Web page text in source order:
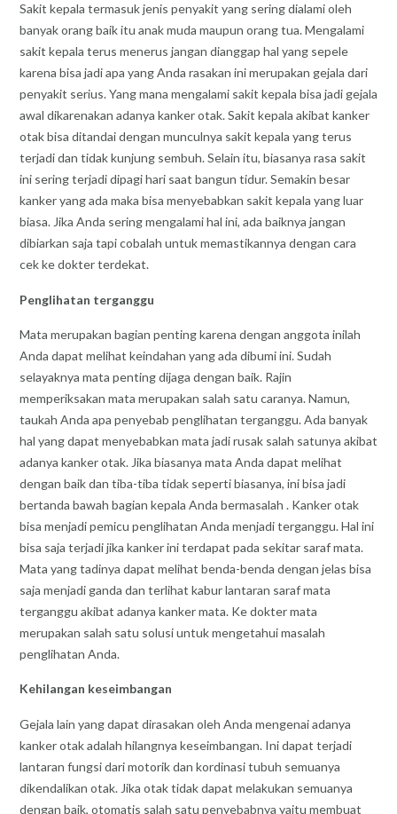
Sakit kepala termasuk jenis penyakit yang sering dialami oleh
banyak orang baik itu anak muda maupun orang tua. Mengalami
sakit kepala terus menerus jangan dianggap hal yang sepele
karena bisa jadi apa yang Anda rasakan ini merupakan gejala dari
penyakit serius. Yang mana mengalami sakit kepala bisa jadi gejala
awal dikarenakan adanya kanker otak. Sakit kepala akibat kanker
otak bisa ditandai dengan munculnya sakit kepala yang terus
terjadi dan tidak kunjung sembuh. Selain itu, biasanya rasa sakit
ini sering terjadi dipagi hari saat bangun tidur. Semakin besar
kanker yang ada maka bisa menyebabkan sakit kepala yang luar
biasa. Jika Anda sering mengalami hal ini, ada baiknya jangan
dibiarkan saja tapi cobalah untuk memastikannya dengan cara
cek ke dokter terdekat.
Penglihatan terganggu
Mata merupakan bagian penting karena dengan anggota inilah
Anda dapat melihat keindahan yang ada dibumi ini. Sudah
selayaknya mata penting dijaga dengan baik. Rajin
memperiksakan mata merupakan salah satu caranya. Namun,
taukah Anda apa penyebab penglihatan terganggu. Ada banyak
hal yang dapat menyebabkan mata jadi rusak salah satunya akibat
adanya kanker otak. Jika biasanya mata Anda dapat melihat
dengan baik dan tiba-tiba tidak seperti biasanya, ini bisa jadi
bertanda bawah bagian kepala Anda bermasalah . Kanker otak
bisa menjadi pemicu penglihatan Anda menjadi terganggu. Hal ini
bisa saja terjadi jika kanker ini terdapat pada sekitar saraf mata.
Mata yang tadinya dapat melihat benda-benda dengan jelas bisa
saja menjadi ganda dan terlihat kabur lantaran saraf mata
terganggu akibat adanya kanker mata. Ke dokter mata
merupakan salah satu solusi untuk mengetahui masalah
penglihatan Anda.
Kehilangan keseimbangan
Gejala lain yang dapat dirasakan oleh Anda mengenai adanya
kanker otak adalah hilangnya keseimbangan. Ini dapat terjadi
lantaran fungsi dari motorik dan kordinasi tubuh semuanya
dikendalikan otak. Jika otak tidak dapat melakukan semuanya
dengan baik, otomatis salah satu penyebabnya yaitu membuat